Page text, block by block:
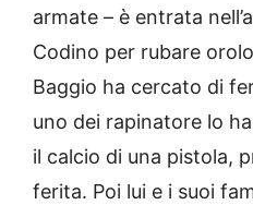
armate – è entrata
Codino per rubare
Baggio ha cercato di
uno dei rapinatore lo
il calcio di una pistola,
ferita. Poi lui e i suoi